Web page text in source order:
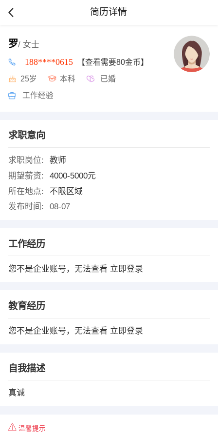
简历详情
罗/ 女士
188****0615 【查看需要80金币】
25岁 本科 已婚
工作经验
求职意向
求职岗位:
教师
期望薪资:
4000-5000元
所在地点:
不限区域
发布时间:
08-07
工作经历
您不是企业账号，无法查看 立即登录
教育经历
您不是企业账号，无法查看 立即登录
自我描述
真诚
温馨提示